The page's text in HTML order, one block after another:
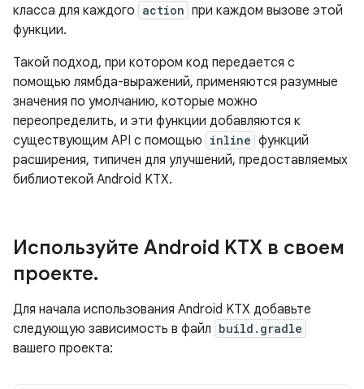
класса для каждого action при каждом вызове этой
функции.
Такой подход, при котором код передается с
помощью лямбда-выражений, применяются разумные
значения по умолчанию, которые можно
переопределить, и эти функции добавляются к
существующим API с помощью inline функций
расширения, типичен для улучшений, предоставляемых
библиотекой Android KTX.
Используйте Android KTX в своем
проекте.
Для начала использования Android KTX добавьте
следующую зависимость в файл build.gradle
вашего проекта: